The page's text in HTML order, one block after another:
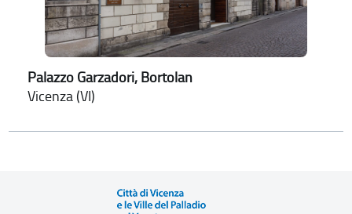
Palazzo Garzadori, Bortolan
Vicenza (VI)